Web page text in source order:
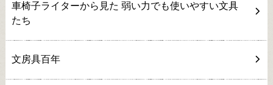
車椅子ライターから見た 弱い力でも使いやすい文具
たち
文房具百年